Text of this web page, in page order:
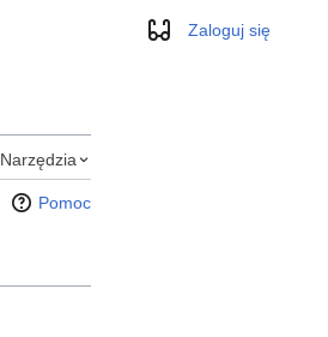
WyglądZaloguj się
Narzędzia
Pomoc